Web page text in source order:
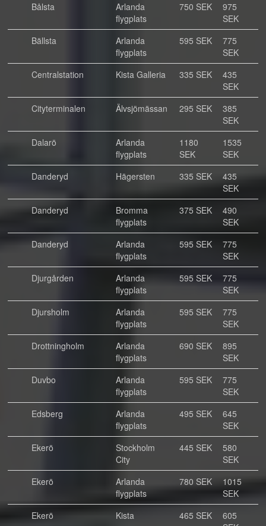
Bålsta
Arlanda
flygplats
750 SEK
975
SEK
Bällsta
Arlanda
flygplats
595 SEK
775
SEK
Centralstation
Kista Galleria 335 SEK
435
SEK
Cityterminalen
Älvsjömässan 295 SEK
385
SEK
Dalarö
Arlanda
flygplats
1180
SEK
1535
SEK
Danderyd
Hägersten 335 SEK
435
SEK
Danderyd
Bromma
flygplats
375 SEK
490
SEK
Danderyd
Arlanda
flygplats
595 SEK
775
SEK
Djurgården
Arlanda
flygplats
595 SEK
775
SEK
Djursholm
Arlanda
flygplats
595 SEK
775
SEK
Drottningholm
Arlanda
flygplats
690 SEK
895
SEK
Duvbo
Arlanda
flygplats
595 SEK
775
SEK
Edsberg
Arlanda
flygplats
495 SEK
645
SEK
Ekerö
Stockholm
City
445 SEK
580
SEK
Ekerö
Arlanda
flygplats
780 SEK
1015
SEK
Ekerö
Kista 465 SEK
605